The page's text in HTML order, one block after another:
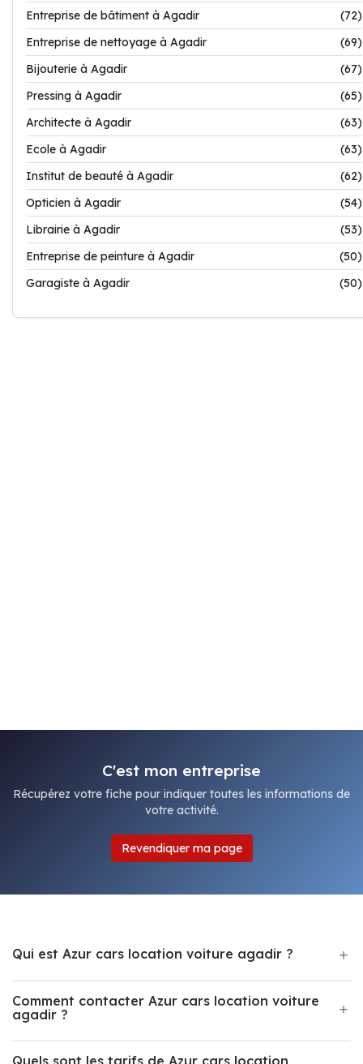
Entreprise de bâtiment à Agadir
(72)
Entreprise de nettoyage à Agadir
(69)
Bijouterie à Agadir
(67)
Pressing à Agadir
(65)
Architecte à Agadir
(63)
Ecole à Agadir
(63)
Institut de beauté à Agadir
(62)
Opticien à Agadir
(54)
Librairie à Agadir
(53)
Entreprise de peinture à Agadir
(50)
Garagiste à Agadir
(50)
C'est mon entreprise
Récupérez votre fiche pour indiquer toutes les informations de
votre activité.
Revendiquer ma page
Qui est Azur cars location voiture agadir ?
Comment contacter Azur cars location voiture
agadir ?
Quels sont les tarifs de Azur cars location